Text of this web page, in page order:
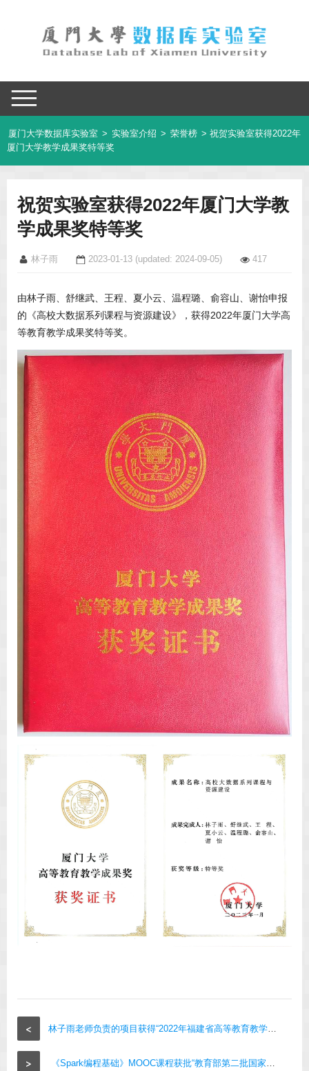
厦门大学数据库实验室 > 实验室介绍 > 荣誉榜 > 祝贺实验室获得2022年
厦门大学教学成果奖特等奖
祝贺实验室获得2022年厦门大学教
学成果奖特等奖
林子雨 2023-01-13 (updated: 2024-09-05) 417
由林子雨、舒继武、王程、夏小云、温程璐、俞容山、谢怡申报
的《高校大数据系列课程与资源建设》，获得2022年厦门大学高
等教育教学成果奖特等奖。
<
>